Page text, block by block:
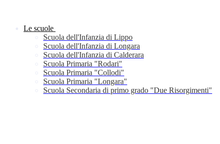
Le scuole
Scuola dell'Infanzia di Lippo
Scuola dell'Infanzia di Longara
Scuola dell'Infanzia di Calderara
Scuola Primaria "Rodari"
Scuola Primaria "Collodi"
Scuola Primaria "Longara"
Scuola Secondaria di primo grado "Due Risorgimenti"